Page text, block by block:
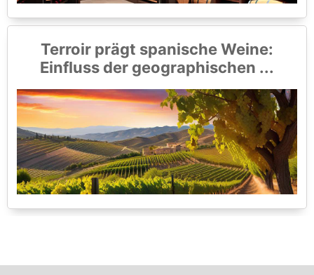
Terroir prägt spanische Weine:
Einfluss der geographischen ...